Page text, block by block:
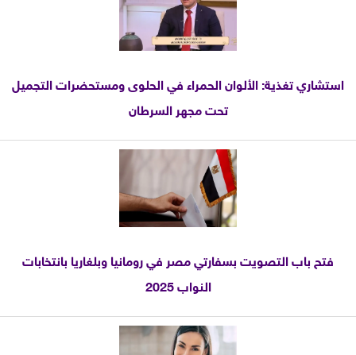
استشاري تغذية: الألوان الحمراء في الحلوى ومستحضرات التجميل
تحت مجهر السرطان
فتح باب التصويت بسفارتي مصر في رومانيا وبلغاريا بانتخابات
النواب 2025